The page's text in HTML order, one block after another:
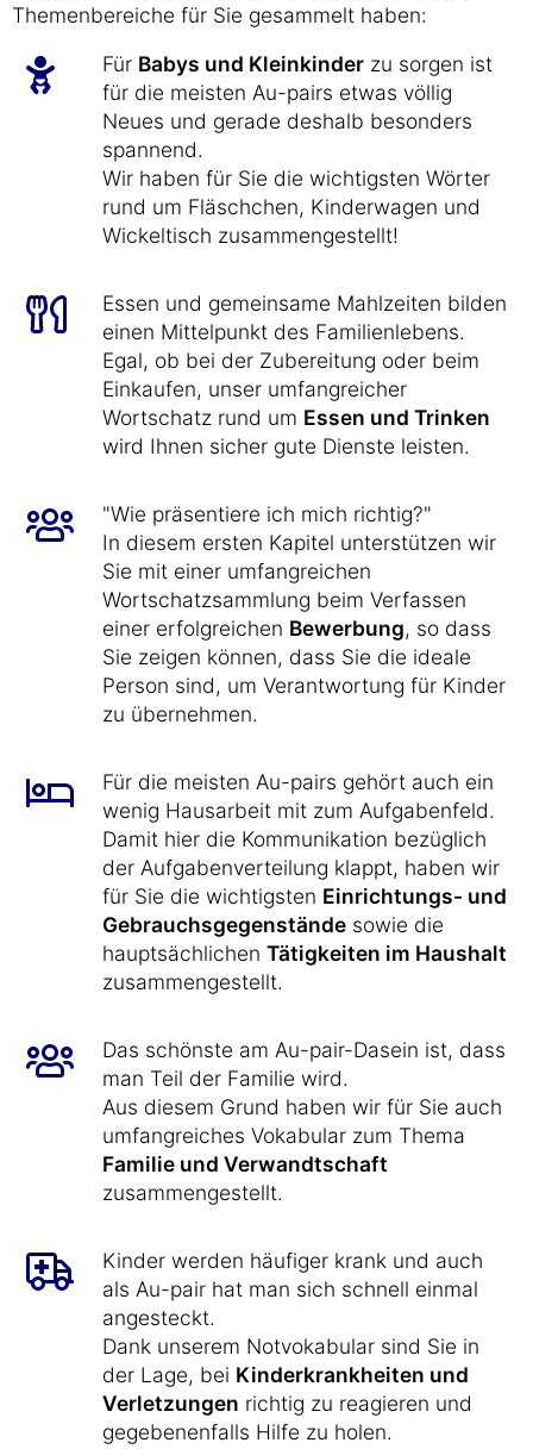
Themenbereiche für Sie gesammelt haben:
Für Babys und Kleinkinder zu sorgen ist
für die meisten Au-pairs etwas völlig
Neues und gerade deshalb besonders
spannend.
Wir haben für Sie die wichtigsten Wörter
rund um Fläschchen, Kinderwagen und
Wickeltisch zusammengestellt!
Essen und gemeinsame Mahlzeiten bilden
einen Mittelpunkt des Familienlebens.
Egal, ob bei der Zubereitung oder beim
Einkaufen, unser umfangreicher
Wortschatz rund um Essen und Trinken
wird Ihnen sicher gute Dienste leisten.
"Wie präsentiere ich mich richtig?"
In diesem ersten Kapitel unterstützen wir
Sie mit einer umfangreichen
Wortschatzsammlung beim Verfassen
einer erfolgreichen Bewerbung, so dass
Sie zeigen können, dass Sie die ideale
Person sind, um Verantwortung für Kinder
zu übernehmen.
Für die meisten Au-pairs gehört auch ein
wenig Hausarbeit mit zum Aufgabenfeld.
Damit hier die Kommunikation bezüglich
der Aufgabenverteilung klappt, haben wir
für Sie die wichtigsten Einrichtungs- und
Gebrauchsgegenstände sowie die
hauptsächlichen Tätigkeiten im Haushalt
zusammengestellt.
Das schönste am Au-pair-Dasein ist, dass
man Teil der Familie wird.
Aus diesem Grund haben wir für Sie auch
umfangreiches Vokabular zum Thema
Familie und Verwandtschaft
zusammengestellt.
Kinder werden häufiger krank und auch
als Au-pair hat man sich schnell einmal
angesteckt.
Dank unserem Notvokabular sind Sie in
der Lage, bei Kinderkrankheiten und
Verletzungen richtig zu reagieren und
gegebenenfalls Hilfe zu holen.